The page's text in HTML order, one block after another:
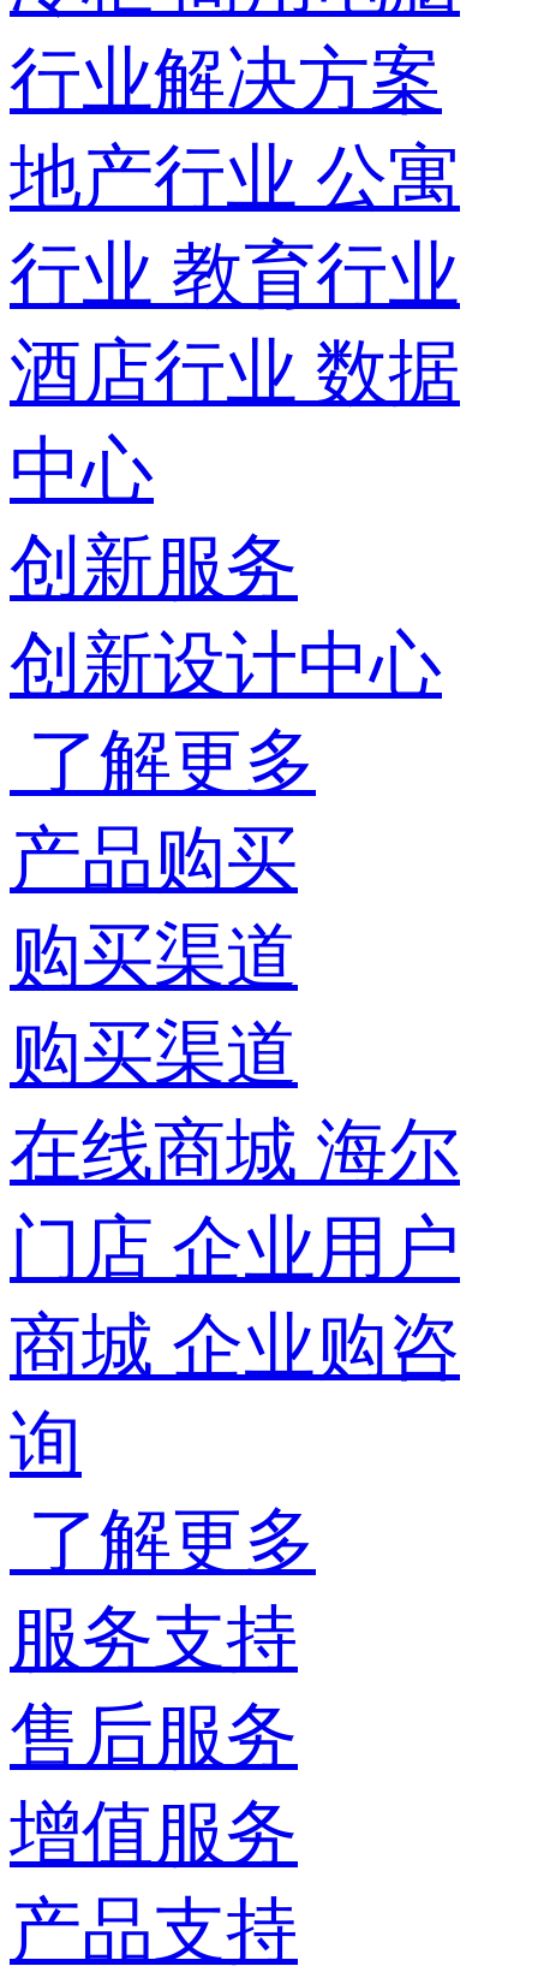
行业解决方案
地产行业 公寓
行业 教育行业
酒店行业 数据
中心
创新服务
创新设计中心
了解更多
产品购买
购买渠道
购买渠道
在线商城 海尔
门店 企业用户
商城 企业购咨
询
了解更多
服务支持
售后服务
增值服务
产品支持